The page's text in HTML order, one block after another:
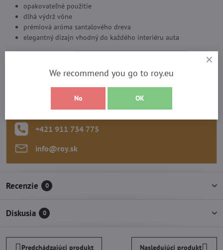
opakovateľné použitie
dlhá výdrž vône
prémiová aróma santalového dreva
elegantný dizajn vhodný do každého interiéru auta
Potrebujete poradiť?
+421 911 734 775
info​@roy​.sk
Recenzie 0
Diskusia 0
Predchádzajúci produkt Nasledujúci produkt
We recommend you go to roy.eu
No OK